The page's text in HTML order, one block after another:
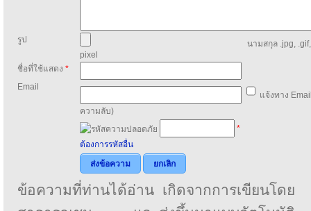
รูป
นามสกุล .jpg,
pixel
ชื่อที่ใช้แสดง *
Email
แจ้งทาง
ความลับ)
*
ต้องการรหัสอื่น
ส่งข้อความ
ยกเลิก
ข้อความที่ท่านได้อ่าน เกิดจากการเขียนโดย